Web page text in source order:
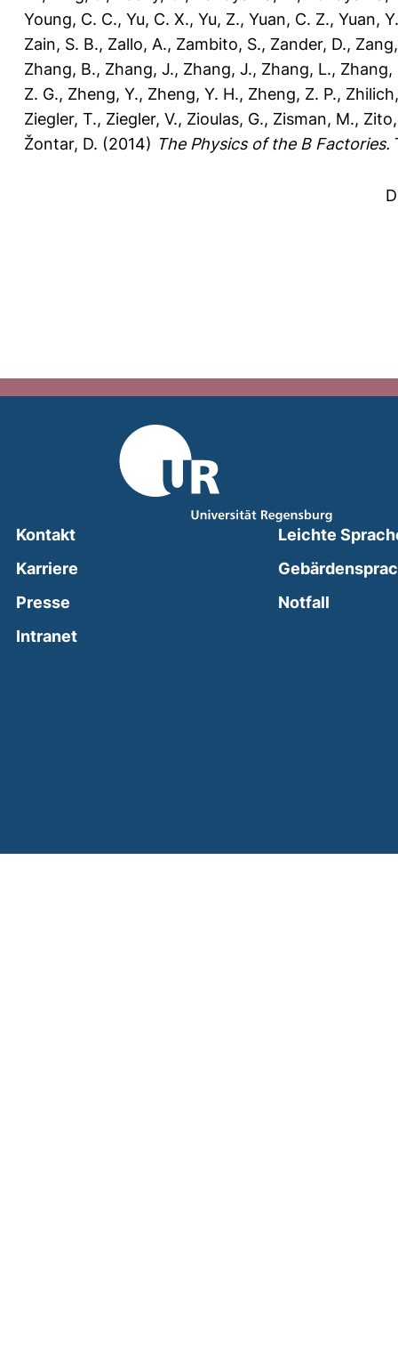
Young, C. C., Yu, C. X., Yu, Z., Yuan, C. Z., Yuan, Y.
Zain, S. B., Zallo, A., Zambito, S., Zander, D.,
Zhang, B., Zhang, J., Zhang, J., Zhang, L., Zhang,
Z. G., Zheng, Y., Zheng, Y. H., Zheng, Z. P.,
Ziegler, T., Ziegler, V., Zioulas, G., Zisman, M.,
Žontar, D. (2014) The Physics of the B Factories.
Kontakt
Karriere
Presse
Intranet(external link, opens in a new window)
Leichte
Notfall